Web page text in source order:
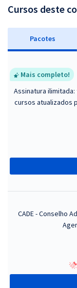
Cursos deste
Pacotes
Mais completo!
Assinatura
cursos atualizados
CADE - Conselho